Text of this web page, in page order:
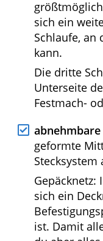
kannst.
Sie markiert
Spot“.
rechts
sich ein
Schlaufe, an
werden kann.
Die dritte
Unterseite
als
werden.